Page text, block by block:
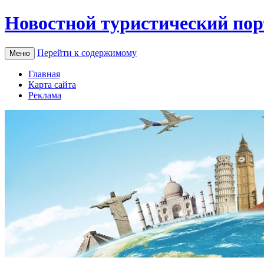
Новостной туристический
Меню Перейти к содержимому
Главная
Карта сайта
Реклама